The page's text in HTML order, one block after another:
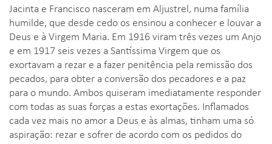
Jacinta e Francisco nasceram em Aljustrel, numa família
humilde, que desde cedo os ensinou a conhecer e louvar a
Deus e à Virgem Maria. Em 1916 viram três vezes um Anjo
e em 1917 seis vezes a Santíssima Virgem que os
exortavam a rezar e a fazer penitência pela remissão dos
pecados, para obter a conversão dos pecadores e a paz
para o mundo. Ambos quiseram imediatamente responder
com todas as suas forças a estas exortações. Inflamados
cada vez mais no amor a Deus e às almas, tinham uma só
aspiração: rezar e sofrer de acordo com os pedidos do